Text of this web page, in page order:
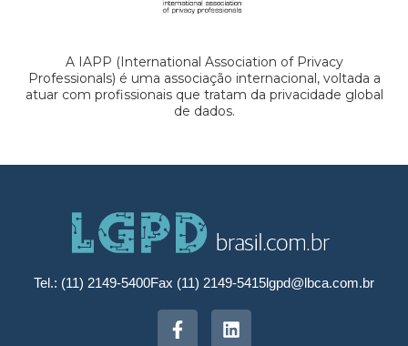
A IAPP (International Association of Privacy
Professionals) é uma associação internacional, voltada a
atuar com profissionais que tratam da privacidade global
de dados.
Tel.: (11) 2149-5400Fax (11) 2149-5415lgpd@lbca.com.br